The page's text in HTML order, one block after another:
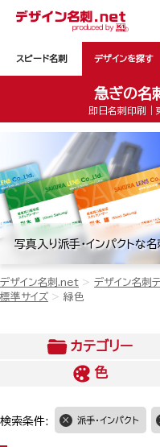
スピード名刺 デザインを探す
急ぎの名
即日名刺印刷｜
写真入り派手・インパクトな
デザイン名刺.net デザイン名刺
標準サイズ
緑色
カテゴリー
色
検索条件: 派手・インパクト